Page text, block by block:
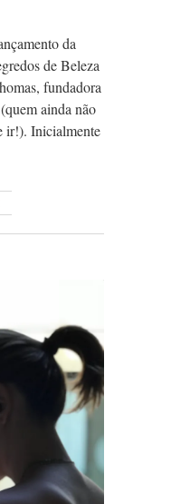
da
de Beleza
fundadora
ainda não
ir!). Inicialmente